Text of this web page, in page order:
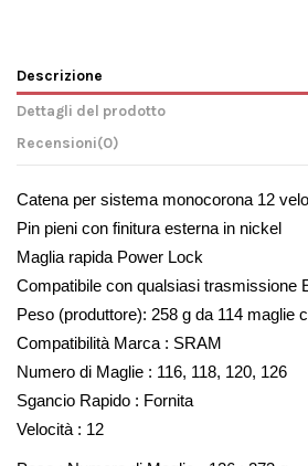
Descrizione
Dettagli del prodotto
Recensioni(0)
Catena per sistema monocorona 12
Pin pieni con finitura esterna in nickel
Maglia rapida Power Lock
Compatibile con qualsiasi trasmissione
Peso (produttore): 258 g da 114 maglie
Compatibilità Marca : SRAM
Numero di Maglie : 116, 118, 120, 126
Sgancio Rapido : Fornita
Velocità : 12